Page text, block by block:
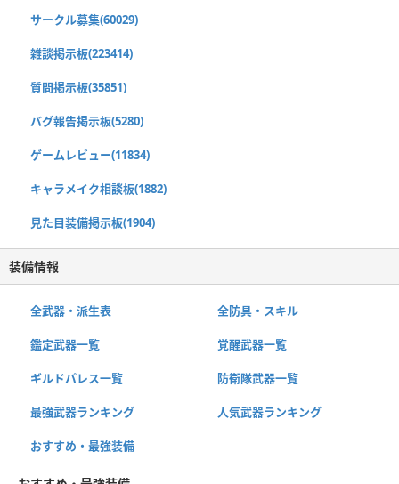
サークル募集(60029)
雑談掲示板(223414)
質問掲示板(35851)
バグ報告掲示板(5280)
ゲームレビュー(11834)
キャラメイク相談板(1882)
見た目装備掲示板(1904)
装備情報
全武器・派生表 全防具・スキル
鑑定武器一覧 覚醒武器一覧
ギルドパレス一覧 防衛隊武器一覧
最強武器ランキング 人気武器ランキング
おすすめ・最強装備